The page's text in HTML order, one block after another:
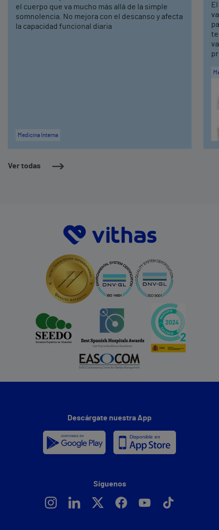
Ver todas
el cuerpo que va mucho más allá de la simple
somnolencia. No mejora con el descanso y afecta
la capacidad funcional diaria
Medicina Interna
Descárgate nuestra App
Síguenos